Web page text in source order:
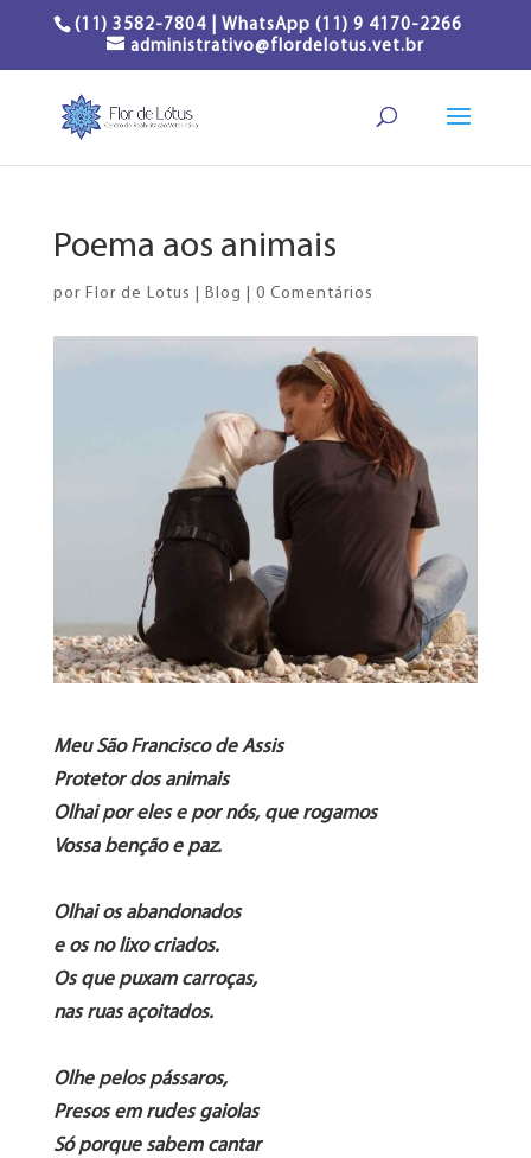
(11) 3582-7804 | WhatsApp (11) 9 4170-2266
administrativo@flordelotus.vet.br
Poema aos animais
por Flor de Lotus Blog 0 Comentários
Meu São Francisco de Assis
Protetor dos animais
Olhai por eles e por nós, que rogamos
Vossa benção e paz.
Olhai os abandonados
e os no lixo criados.
Os que puxam carroças,
nas ruas açoitados.
Olhe pelospássaros,
Presos em rudes gaiolas
Só porque sabem cantar